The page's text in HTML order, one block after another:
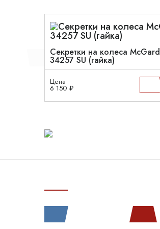
Секретки на колеса McGard
34257 SU (гайка)
Цена
6 150 ₽